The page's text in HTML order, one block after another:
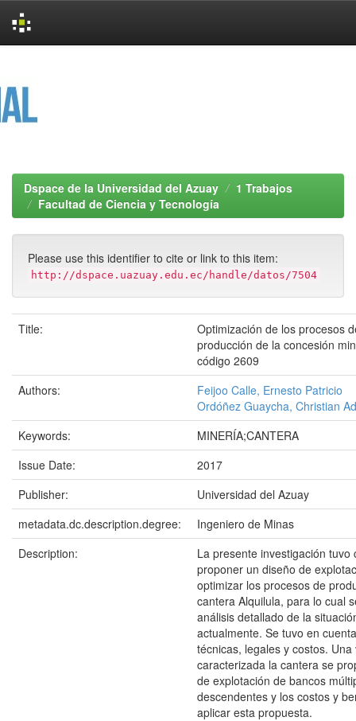
Dspace de la Universidad del Azuay
1 Trabajos
Facultad de Ciencia y Tecnología
Please use this identifier to cite or link to this item:
http://dspace.uazuay.edu.ec/handle/datos/7504
Title:
Optimización de los procesos
producción de la concesión
código 2609
Authors:
Feijoo Calle, Ernesto Patricio
Ordóñez Guaycha, Christian
Keywords:
MINERÍA;CANTERA
Issue Date:
2017
Publisher:
Universidad del Azuay
metadata.dc.description.degree:
Ingeniero de Minas
Description:
La presente investigación tuvo
proponer un diseño de
optimizar los procesos de
cantera Alquilula, para lo cual
análisis detallado de la
actualmente. Se tuvo en
técnicas, legales y costos. Una
caracterizada la cantera se
de explotación de bancos
descendentes y los costos y
aplicar esta propuesta.